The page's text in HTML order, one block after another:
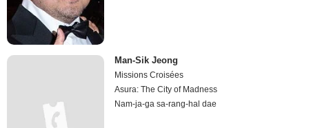
Man-Sik Jeong
Missions Croisées
Asura: The City of Madness
Nam-ja-ga sa-rang-hal dae